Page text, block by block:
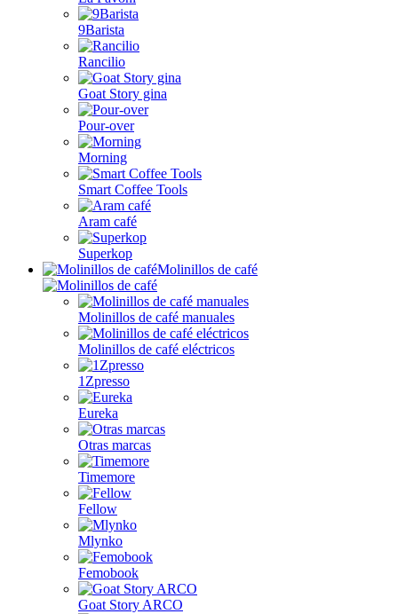
9Barista
Rancilio
Goat Story gina
Pour-over
Morning
Smart Coffee Tools
Aram café
Superkop
Molinillos de café
Molinillos de café manuales
Molinillos de café eléctricos
1Zpresso
Eureka
Otras marcas
Timemore
Fellow
Mlynko
Femobook
Goat Story ARCO